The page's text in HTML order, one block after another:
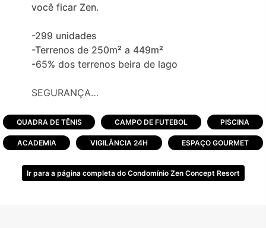
você ficar Zen.
-299 unidades
-Terrenos de 250m² a 449m²
-65% dos terrenos beira de lago
SEGURANÇA
-Cancelas e guarita blindada
-Portões eletrônicos
-Projeto de segurança
CLUBE
QUADRA DE TÊNIS CAMPO DE FUTEBOL PISCINA
ACADEMIA VIGILÂNCIA 24H ESPAÇO GOURMET
Ir para a página completa do Condomínio Zen Concept Resort